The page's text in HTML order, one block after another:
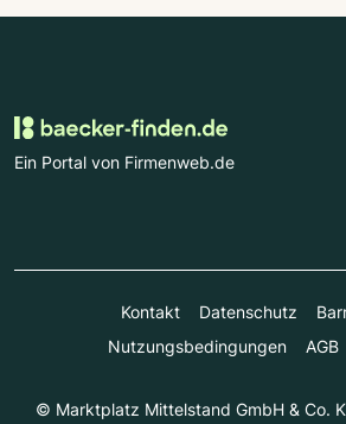
Ein Portal von Firmenweb.de
Kontakt Datenschutz
Nutzungsbedingungen
AGB
© Marktplatz Mittelstand GmbH & Co.